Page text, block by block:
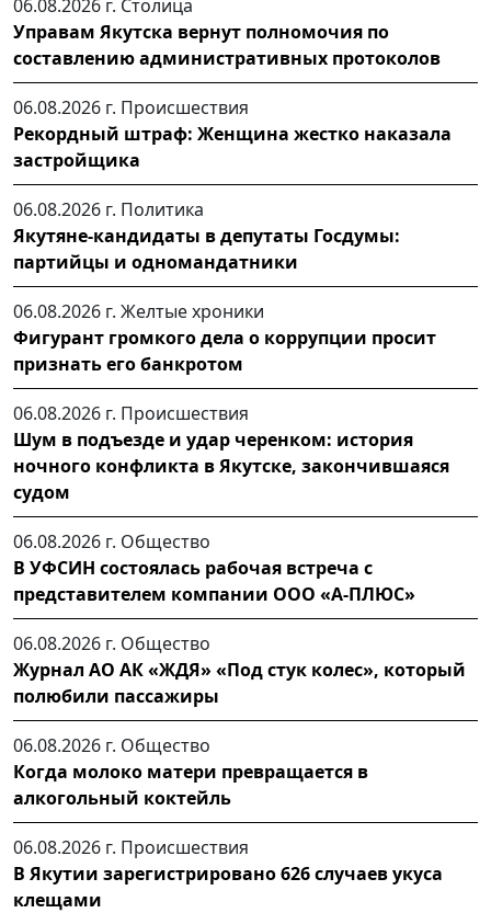
06.08.2026 г. Столица
Управам Якутска вернут полномочия по
составлению административных протоколов
06.08.2026 г. Происшествия
Рекордный штраф: Женщина жестко наказала
застройщика
06.08.2026 г. Политика
Якутяне-кандидаты в депутаты Госдумы:
партийцы и одномандатники
06.08.2026 г. Желтые хроники
Фигурант громкого дела о коррупции просит
признать его банкротом
06.08.2026 г. Происшествия
Шум в подъезде и удар черенком: история
ночного конфликта в Якутске, закончившаяся
судом
06.08.2026 г. Общество
В УФСИН состоялась рабочая встреча с
представителем компании ООО «А-ПЛЮС»
06.08.2026 г. Общество
Журнал АО АК «ЖДЯ» «Под стук колес», который
полюбили пассажиры
06.08.2026 г. Общество
Когда молоко матери превращается в
алкогольный коктейль
06.08.2026 г. Происшествия
В Якутии зарегистрировано 626 случаев укуса
клещами